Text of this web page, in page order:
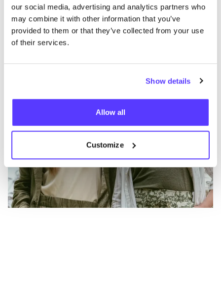
our social media, advertising and analytics partners who
may combine it with other information that you’ve
provided to them or that they’ve collected from your use
of their services.
Show details
Allow all
Customize
LIVING CRAFTS
Ropa Tops-t-shirt